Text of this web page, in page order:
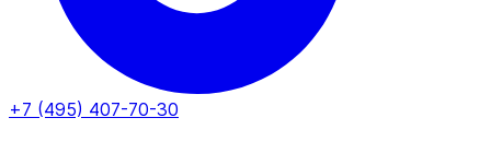
+7 (495) 407-70-30